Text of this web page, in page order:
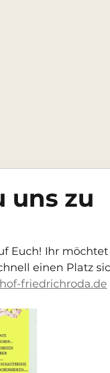
uns zu
Euch! Ihr
einen Platz
friedrichroda.de